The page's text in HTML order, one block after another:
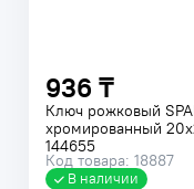
936 ₸
Ключ рожковый
хромированный
144655
Код товара: 18887
В наличии